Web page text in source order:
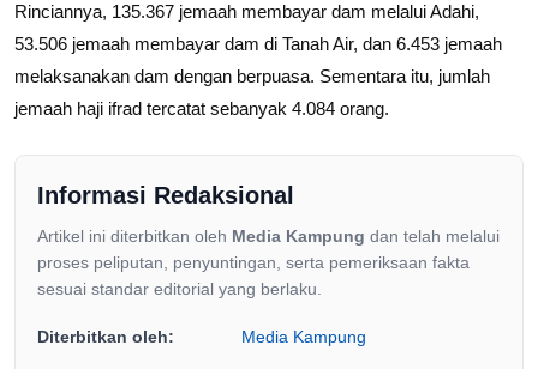
Rinciannya, 135.367 jemaah membayar dam melalui Adahi,
53.506 jemaah membayar dam di Tanah Air, dan 6.453 jemaah
melaksanakan dam dengan berpuasa. Sementara itu, jumlah
jemaah haji ifrad tercatat sebanyak 4.084 orang.
Informasi Redaksional
Artikel ini diterbitkan oleh Media Kampung dan telah melalui
proses peliputan, penyuntingan, serta pemeriksaan fakta
sesuai standar editorial yang berlaku.
Diterbitkan oleh: Media Kampung